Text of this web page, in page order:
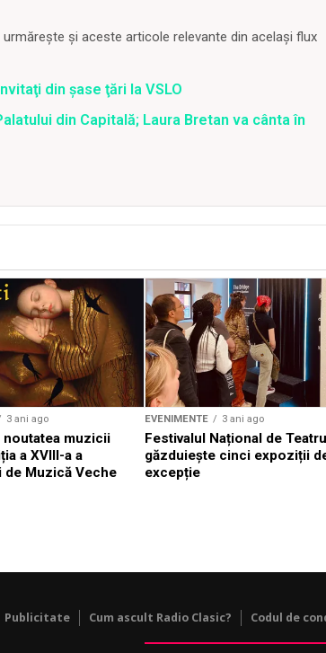
și aceste articole relevante din același flux
din şase ţări la VSLO
din Capitală; Laura Bretan va cânta în
3 ani ago
noutatea muzicii
a XVIII-a a
de Muzică Veche
EVENIMENTE 3 ani ago
Festivalul Național de Teatru
găzduiește cinci expoziții
excepție
Publicitate Cum ascult Radio Clasic? Codul de